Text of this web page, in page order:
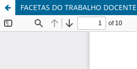
FACETAS DO TRABALHO